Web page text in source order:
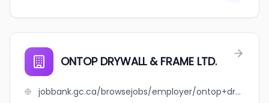
ONTOP DRYWALL & FRAME LTD.
jobbank.gc.ca/browsejobs/employer/ontop+drywall+%26+frame+ltd./ca